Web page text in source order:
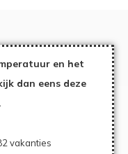
en het
dan eens deze
vakanties